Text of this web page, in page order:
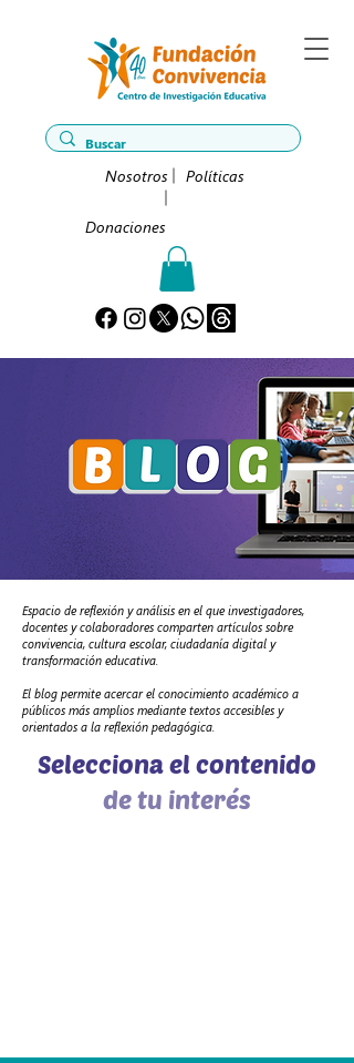
Nosotros Políticas
Donaciones
Espacio de reflexión y análisis en el que investigadores,
docentes y colaboradores comparten artículos sobre
convivencia, cultura escolar, ciudadanía digital y
transformación educativa.
El blog permite acercar el conocimiento académico a
públicos más amplios mediante textos accesibles y
orientados a la reflexión pedagógica.
Selecciona el contenido
de tu interés